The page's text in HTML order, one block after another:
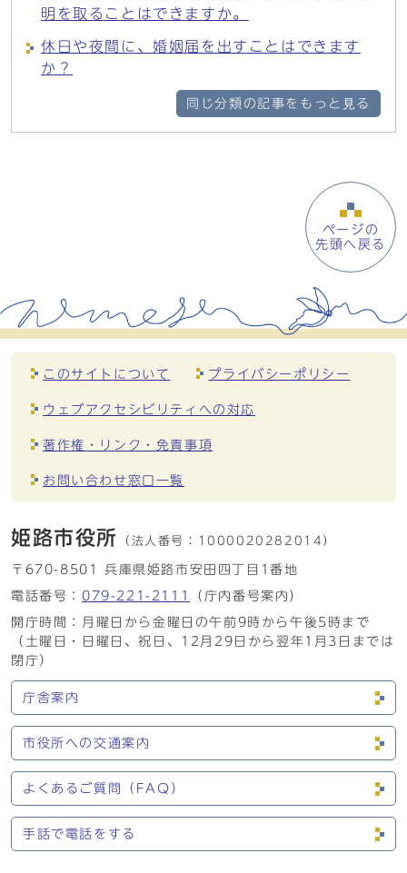
明を取ることはできますか。
休日や夜間に、婚姻届を出すことはできます
か？
同じ分類の記事をもっと見る
ページの
先頭へ戻る
このサイトについて プライバシーポリシー
ウェブアクセシビリティへの対応
著作権・リンク・免責事項
お問い合わせ窓口一覧
姫路市役所 （法人番号： 1000020282014）
〒670-8501 兵庫県姫路市安田四丁目1番地
電話番号： 079-221-2111
（庁内番号案内）
開庁時間：月曜日から金曜日の午前9時から午後5時まで
（土曜日・日曜日、祝日、12月29日から翌年1月3日までは
閉庁）
庁舎案内
市役所への交通案内
よくあるご質問（FAQ）
手話で電話をする